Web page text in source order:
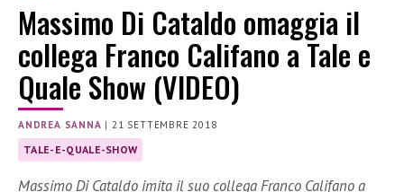
Massimo Di Cataldo omaggia il
collega Franco Califano a Tale e
Quale Show (VIDEO)
ANDREA SANNA |21 SETTEMBRE 2018
TALE-E-QUALE-SHOW
Massimo Di Cataldo imita il suo collega Franco Califano a